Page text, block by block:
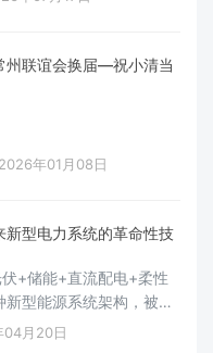
州联谊会换届—祝小清当
2026年01月08日
新型电力系统的革命性技
伏+储能+直流配电+柔性
型能源系统架构，被认
纳难题、构建高弹性电
04月20日